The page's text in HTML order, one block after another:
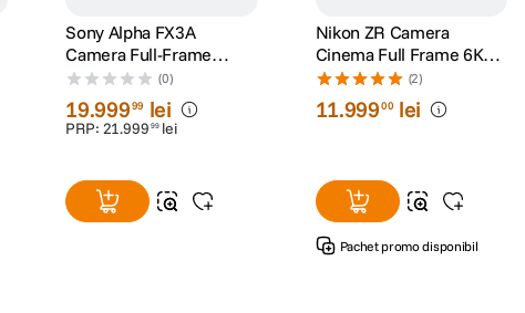
Sony Alpha FX3A
Camera Full-Frame
Cinema Line(0)
19.99999 lei
PRP: 21.999 99 lei
Nikon ZR Camera
Cinema Full Frame 6K
Body
(2)
11.99900 lei
Pachet promo disponibil